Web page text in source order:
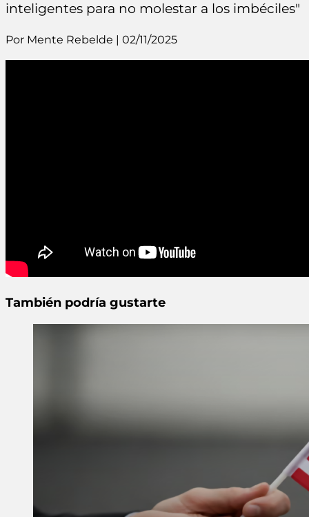
inteligentes para no molestar a los imbéciles"
Por Mente Rebelde | 02/11/2025
También podría gustarte